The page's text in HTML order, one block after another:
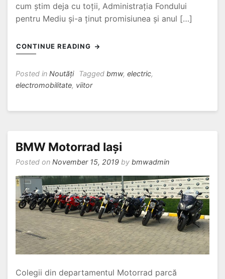
cum știm deja cu toții, Administrația Fondului
pentru Mediu și-a ținut promisiunea și anul […]
CONTINUE READING
Posted in Noutăți Tagged bmw, electric,
electromobilitate, viitor
BMW Motorrad Iași
Posted on November 15, 2019 by bmwadmin
Colegii din departamentul Motorrad parcă